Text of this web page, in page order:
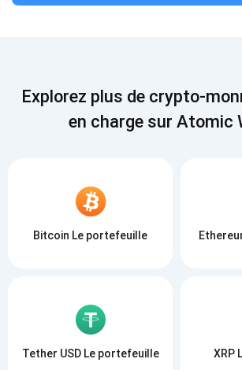
Explorez plus de crypto-
en charge sur Atomic
Bitcoin Le portefeuille
Tether USD Le portefeuille XRP